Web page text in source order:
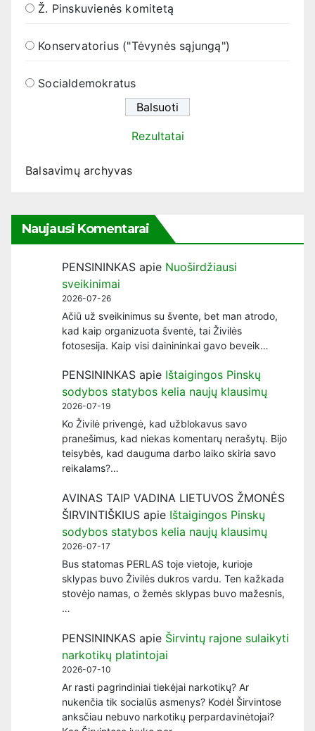
Ž. Pinskuvienės komitetą
Konservatorius ("Tėvynės sąjungą")
Socialdemokratus
Rezultatai
Balsavimų archyvas
Naujausi Komentarai
PENSININKAS apie Nuoširdžiausi
sveikinimai
2026-07-26
Ačiū už sveikinimus su švente, bet man atrodo,
kad kaip organizuota šventė, tai Živilės
fotosesija. Kaip visi dainininkai gavo beveik…
PENSININKAS apie Ištaigingos Pinskų
sodybos statybos kelia naujų klausimų
2026-07-19
Ko Živilė privengė, kad užblokavus savo
pranešimus, kad niekas komentarų nerašytų. Bijo
teisybės, kad dauguma darbo laiko skiria savo
reikalams?…
AVINAS TAIP VADINA LIETUVOS ŽMONĖS
ŠIRVINTIŠKIUS apie Ištaigingos Pinskų
sodybos statybos kelia naujų klausimų
2026-07-17
Bus statomas PERLAS toje vietoje, kurioje
sklypas buvo Živilės dukros vardu. Ten kažkada
stovėjo namas, o žemės sklypas buvo mažesnis,
…
PENSININKAS apie Širvintų rajone sulaikyti
narkotikų platintojai
2026-07-10
Ar rasti pagrindiniai tiekėjai narkotikų? Ar
nukenčia tik socialūs asmenys? Kodėl Širvintose
anksčiau nebuvo narkotikų perpardavinėtojai?